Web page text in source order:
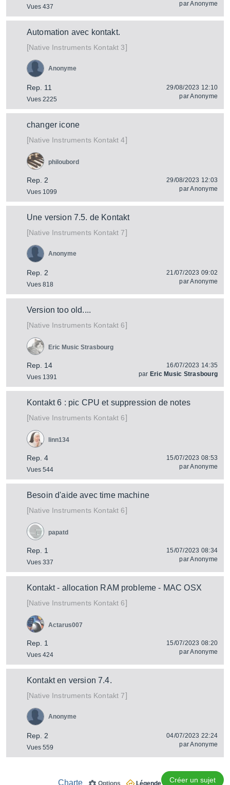
Vues 437
parAnonyme
Automation avec kontakt.
[Native InstrumentsKontakt 3]
Rep. 11
Vues 2225
Anonyme
29/08/2023 12:10
parAnonyme
changer icone
[Native InstrumentsKontakt 4]
Rep. 2
Vues 1099
philoubord
29/08/2023 12:03
parAnonyme
Une version 7.5. de Kontakt
[Native InstrumentsKontakt 7]
Rep. 2
Vues 818
Anonyme
21/07/2023 09:02
parAnonyme
Version too old....
[Native InstrumentsKontakt 6]
Rep. 14
Vues 1391
Eric Music Strasbourg
16/07/2023 14:35
par Eric Music Strasbourg
Kontakt 6 : pic CPU et suppression de notes
[Native InstrumentsKontakt 6]
Rep. 4
Vues 544
linn134
15/07/2023 08:53
parAnonyme
Besoin d'aide avec time machine
[Native InstrumentsKontakt 6]
Rep. 1
Vues 337
papatd
15/07/2023 08:34
parAnonyme
Kontakt - allocation RAM probleme - MAC OSX
[Native InstrumentsKontakt 6]
Rep. 1
Vues 424
Actarus007
15/07/2023 08:20
parAnonyme
Kontakt en version 7.4.
[Native InstrumentsKontakt 7]
Rep. 2
Vues 559
Anonyme
04/07/2023 22:24
parAnonyme
Créer un sujet
Légende
Options
Charte